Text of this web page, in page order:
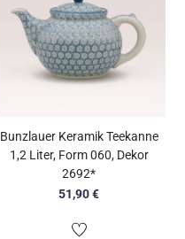
Bunzlauer Keramik Teekanne
1,2 Liter, Form 060, Dekor
2692*
51,90€